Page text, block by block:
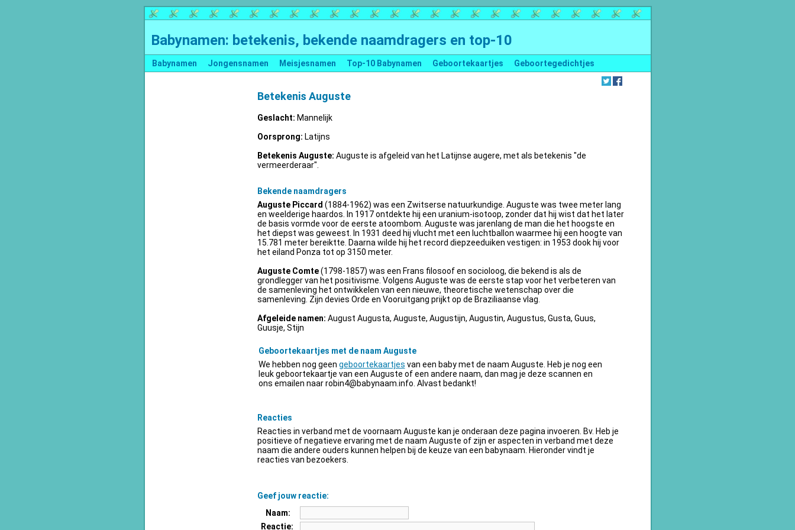
Babynamen: betekenis, bekende naamdragers en top-10
Babynamen Jongensnamen Meisjesnamen Top-10 Babynamen Geboortekaartjes Geboortegedichtjes
Betekenis Auguste
Geslacht: Mannelijk
Oorsprong: Latijns
Betekenis Auguste: Auguste is afgeleid van het Latijnse augere, met als betekenis "de
vermeerderaar".
Bekende naamdragers
Auguste Piccard (1884-1962) was een Zwitserse natuurkundige. Auguste was twee meter lang
en weelderige haardos. In 1917 ontdekte hij een uranium-isotoop, zonder dat hij wist dat het later
de basis vormde voor de eerste atoombom. Auguste was jarenlang de man die het hoogste en
het diepst was geweest. In 1931 deed hij vlucht met een luchtballon waarmee hij een hoogte van
15.781 meter bereiktte. Daarna wilde hij het record diepzeeduiken vestigen: in 1953 dook hij voor
het eiland Ponza tot op 3150 meter.
Auguste Comte(1798-1857) was een Frans filosoof en socioloog, die bekend is als de
grondlegger van het positivisme. Volgens Auguste was de eerste stap voor het verbeteren van
de samenleving het ontwikkelen van een nieuwe, theoretische wetenschap over die
samenleving. Zijn devies Orde en Vooruitgang prijkt op de Braziliaanse vlag.
Afgeleide namen: August Augusta, Auguste, Augustijn, Augustin, Augustus, Gusta, Guus,
Guusje, Stijn
Geboortekaartjes met de naam Auguste
We hebben nog geen geboortekaartjes van een baby met de naam Auguste. Heb je nog een
leuk geboortekaartje van een Auguste of een andere naam, dan mag je deze scannen en
ons emailen naarrobin4@babynaam.info . Alvast bedankt!
Reacties
Reacties in verband met de voornaam Auguste kan je onderaan deze pagina invoeren. Bv. Heb je
positieve of negatieve ervaring met de naam Auguste of zijn er aspecten in verband met deze
naam die andere ouders kunnen helpen bij de keuze van een babynaam. Hieronder vindt je
reacties van bezoekers.
Geef jouw reactie:
Naam:
Reactie: